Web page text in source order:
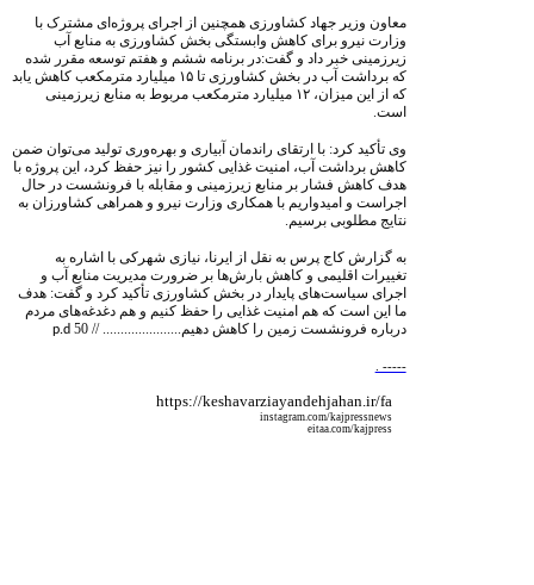
معاون وزیر جهاد کشاورزی همچنین از اجرای پروژه‌ای مشترک با
وزارت نیرو برای کاهش وابستگی بخش کشاورزی به منابع آب
زیرزمینی خبر داد و گفت:در برنامه ششم و هفتم توسعه مقرر شده
که برداشت آب در بخش کشاورزی تا ۱۵ میلیارد مترمکعب کاهش یابد
که از این میزان، ۱۲ میلیارد مترمکعب مربوط به منابع زیرزمینی
است.
وی تأکید کرد: با ارتقای راندمان آبیاری و بهره‌وری تولید می‌توان ضمن
کاهش برداشت آب، امنیت غذایی کشور را نیز حفظ کرد، این پروژه با
هدف کاهش فشار بر منابع زیرزمینی و مقابله با فرونشست در حال
اجراست و امیدواریم با همکاری وزارت نیرو و همراهی کشاورزان به
نتایج مطلوبی برسیم.
به گزارش کاج پرس به نقل از ایرنا، نیازی شهرکی با اشاره به
تغییرات اقلیمی و کاهش بارش‌ها بر ضرورت مدیریت منابع آب و
اجرای سیاست‌های پایدار در بخش کشاورزی تأکید کرد و گفت: هدف
ما این است که هم امنیت غذایی را حفظ کنیم و هم دغدغه‌های مردم
درباره فرونشست زمین را کاهش دهیم...................... // 50
p.d
. -----
https://keshavarziayandehjahan.ir/fa
instagram.com/kajpressnews
eitaa.com/kajpress